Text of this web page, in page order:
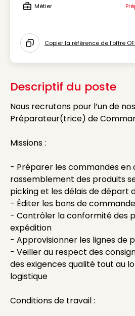
Métier
Icon copy to clipboard
Copier la référence de l'offre
Descriptif du poste
Nous recrutons pour l’un de
Préparateur(trice) de
Missions :
- Préparer les commandes en
rassemblement des produits
picking et les délais de départ
- Éditer les bons de
- Contrôler la conformité des
expédition
- Approvisionner les lignes de
- Veiller au respect des
des exigences qualité tout au
logistique
Conditions de travail :